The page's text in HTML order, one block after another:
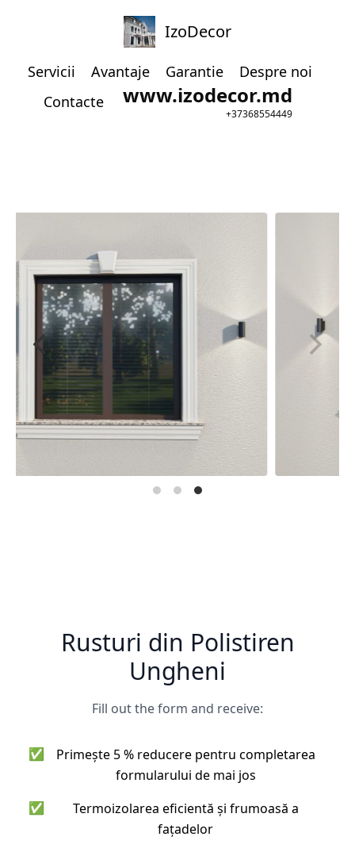
IzoDecor
Servicii Avantaje Garantie
Despre noi
Contacte
www.izodecor.md
+37368554449
Rusturi din Polistiren
Ungheni
Fill out the form and receive:
✅
Primește 5 % reducere pentru completarea
formularului de mai jos
✅
Termoizolarea eficientă și frumoasă a
fațadelor